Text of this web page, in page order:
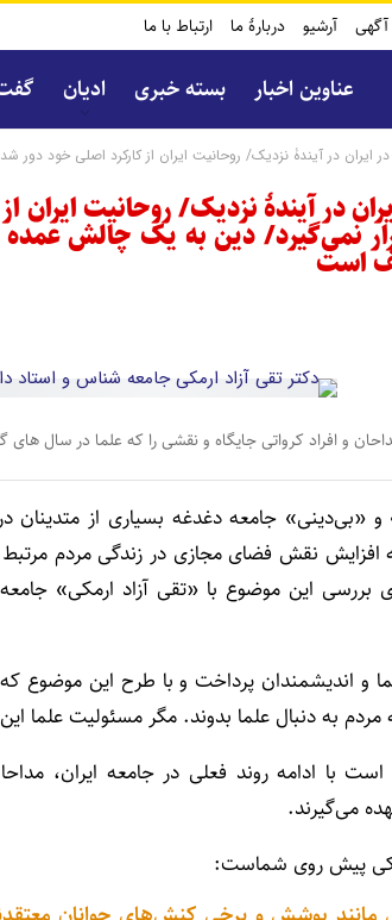
آگهی آرشیو دربارۀ ما ارتباط با ما
عناوین اخبار بسته خبری ادیان
ایران در آیندۀ‌ نزدیک/ روحانیت ایران از کارکرد اصلی خود
در آیندۀ‌ نزدیک/ روحانیت ایران
نمی‌گیرد/ دین به یک چالش
است
و افراد کرواتی جایگاه و نقشی را که علما در سال
و «بی‌دینی» جامعه دغدغه بسیاری از
نقش فضای مجازی در زندگی مردم
بررسی این موضوع با «تقی آزاد ارمکی»
و اندیشمندان پرداخت و با طرح این موضوع
مردم به دنبال علما بدوند. مگر مسئولیت
با ادامه روند فعلی در جامعه ایران،
می‌گیرند.
پیش روی شماست: